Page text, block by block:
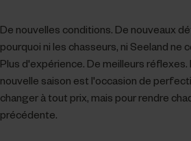
De nouvelles conditions. De nouveaux
pourquoi ni les chasseurs, ni Seeland
Plus d'expérience. De meilleurs
nouvelle saison est l'occasion de
changer à tout prix, mais pour rendre
précédente.